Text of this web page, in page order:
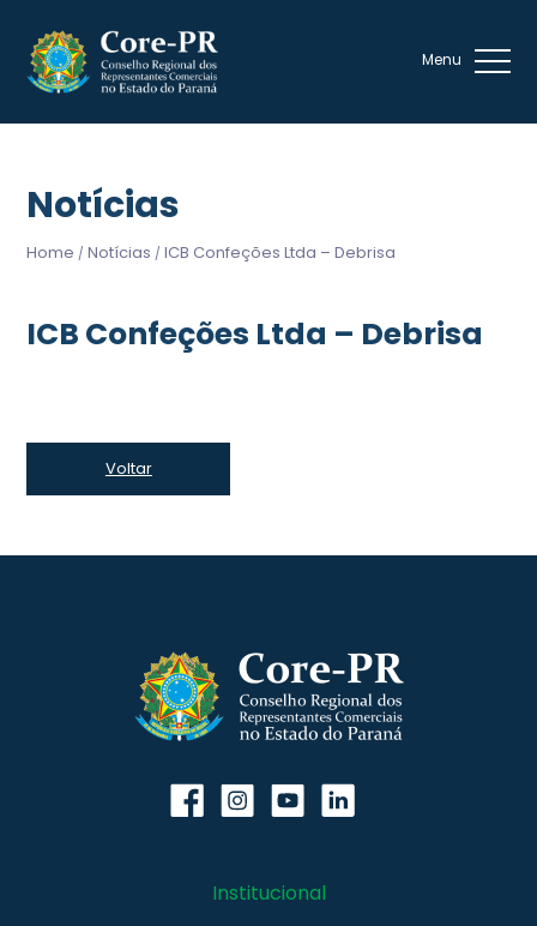
Notícias
Home / Notícias / ICB Confeções Ltda – Debrisa
ICB Confeções Ltda – Debrisa
Voltar
Institucional